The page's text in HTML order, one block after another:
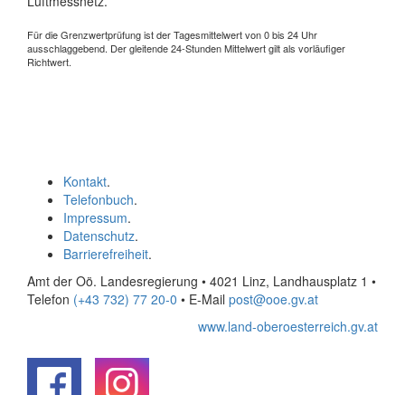
Für die Grenzwertprüfung ist der Tagesmittelwert von 0 bis 24 Uhr
ausschlaggebend. Der gleitende 24-Stunden Mittelwert gilt als vorläufiger
Richtwert.
Kontakt.
Telefonbuch.
Impressum.
Datenschutz.
Barrierefreiheit.
Amt der Oö. Landesregierung • 4021 Linz, Landhausplatz 1 •
Telefon (+43 732) 77 20-0 • E-Mail post@ooe.gv.at
www.land-oberoesterreich.gv.at